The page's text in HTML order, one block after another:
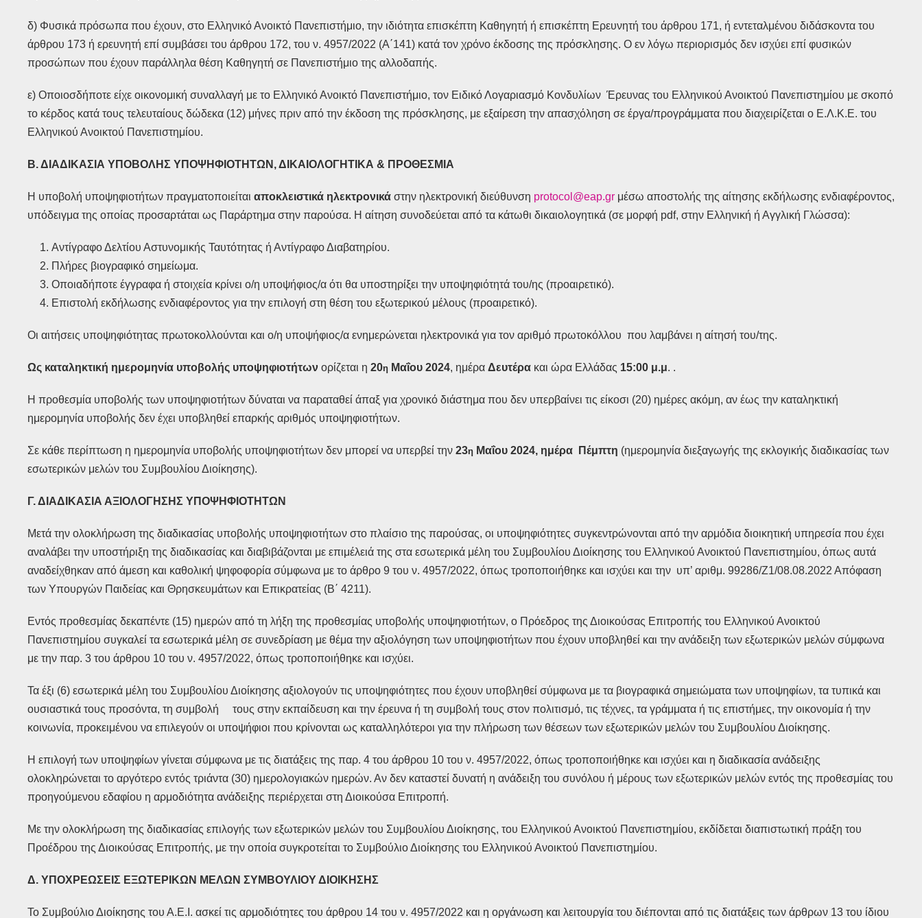
δ) Φυσικά πρόσωπα που έχουν, στο Ελληνικό Ανοικτό Πανεπιστήμιο, την ιδιότητα επισκέπτη Καθηγητή ή επισκέπτη Ερευνητή του άρθρου 171, ή εντεταλμένου διδάσκοντα του
άρθρου 173 ή ερευνητή επί συμβάσει του άρθρου 172, του ν. 4957/2022 (Α΄141) κατά τον χρόνο έκδοσης της πρόσκλησης. Ο εν λόγω περιορισμός δεν ισχύει επί φυσικών
προσώπων που έχουν παράλληλα θέση Καθηγητή σε Πανεπιστήμιο της αλλοδαπής.
ε) Οποιοσδήποτε είχε οικονομική συναλλαγή με το Ελληνικό Ανοικτό Πανεπιστήμιο, τον Ειδικό Λογαριασμό Κονδυλίων Έρευνας του Ελληνικού Ανοικτού Πανεπιστημίου με σκοπό
το κέρδος κατά τους τελευταίους δώδεκα (12) μήνες πριν από την έκδοση της πρόσκλησης, με εξαίρεση την απασχόληση σε έργα/προγράμματα που διαχειρίζεται ο Ε.Λ.Κ.Ε. του
Ελληνικού Ανοικτού Πανεπιστημίου.
Β. ΔΙΑΔΙΚΑΣΙΑ ΥΠΟΒΟΛΗΣ ΥΠΟΨΗΦΙΟΤΗΤΩΝ, ΔΙΚΑΙΟΛΟΓΗΤΙΚΑ & ΠΡΟΘΕΣΜΙΑ
Η υποβολή υποψηφιοτήτων πραγματοποιείται αποκλειστικά ηλεκτρονικά στην ηλεκτρονική διεύθυνση protocol@eap.gr μέσω αποστολής της αίτησης εκδήλωσης ενδιαφέροντος,
υπόδειγμα της οποίας προσαρτάται ως Παράρτημα στην παρούσα. Η αίτηση συνοδεύεται από τα κάτωθι δικαιολογητικά (σε μορφή pdf, στην Ελληνική ή Αγγλική Γλώσσα):
Αντίγραφο Δελτίου Αστυνομικής Ταυτότητας ή Αντίγραφο Διαβατηρίου.
Πλήρες βιογραφικό σημείωμα.
Οποιαδήποτε έγγραφα ή στοιχεία κρίνει ο/η υποψήφιος/α ότι θα υποστηρίξει την υποψηφιότητά του/ης (προαιρετικό).
Επιστολή εκδήλωσης ενδιαφέροντος για την επιλογή στη θέση του εξωτερικού μέλους (προαιρετικό).
Οι αιτήσεις υποψηφιότητας πρωτοκολλούνται και ο/η υποψήφιος/α ενημερώνεται ηλεκτρονικά για τον αριθμό πρωτοκόλλου που λαμβάνει η αίτησή του/της.
Ως καταληκτική ημερομηνία υποβολής υποψηφιοτήτων ορίζεται η 20η Μαΐου 2024, ημέρα Δευτέρα και ώρα Ελλάδας 15:00 μ.μ. .
Η προθεσμία υποβολής των υποψηφιοτήτων δύναται να παραταθεί άπαξ για χρονικό διάστημα που δεν υπερβαίνει τις είκοσι (20) ημέρες ακόμη, αν έως την καταληκτική
ημερομηνία υποβολής δεν έχει υποβληθεί επαρκής αριθμός υποψηφιοτήτων.
Σε κάθε περίπτωση η ημερομηνία υποβολής υποψηφιοτήτων δεν μπορεί να υπερβεί την 23η Μαΐου 2024, ημέρα Πέμπτη (ημερομηνία διεξαγωγής της εκλογικής διαδικασίας των
εσωτερικών μελών του Συμβουλίου Διοίκησης).
Γ. ΔΙΑΔΙΚΑΣΙΑ ΑΞΙΟΛΟΓΗΣΗΣ ΥΠΟΨΗΦΙΟΤΗΤΩΝ
Μετά την ολοκλήρωση της διαδικασίας υποβολής υποψηφιοτήτων στο πλαίσιο της παρούσας, οι υποψηφιότητες συγκεντρώνονται από την αρμόδια διοικητική υπηρεσία που έχει
αναλάβει την υποστήριξη της διαδικασίας και διαβιβάζονται με επιμέλειά της στα εσωτερικά μέλη του Συμβουλίου Διοίκησης του Ελληνικού Ανοικτού Πανεπιστημίου, όπως αυτά
αναδείχθηκαν από άμεση και καθολική ψηφοφορία σύμφωνα με το άρθρο 9 του ν. 4957/2022, όπως τροποποιήθηκε και ισχύει και την υπ’ αριθμ. 99286/Ζ1/08.08.2022 Απόφαση
των Υπουργών Παιδείας και Θρησκευμάτων και Επικρατείας (B΄ 4211).
Εντός προθεσμίας δεκαπέντε (15) ημερών από τη λήξη της προθεσμίας υποβολής υποψηφιοτήτων, ο Πρόεδρος της Διοικούσας Επιτροπής του Ελληνικού Ανοικτού
Πανεπιστημίου συγκαλεί τα εσωτερικά μέλη σε συνεδρίαση με θέμα την αξιολόγηση των υποψηφιοτήτων που έχουν υποβληθεί και την ανάδειξη των εξωτερικών μελών σύμφωνα
με την παρ. 3 του άρθρου 10 του ν. 4957/2022, όπως τροποποιήθηκε και ισχύει.
Τα έξι (6) εσωτερικά μέλη του Συμβουλίου Διοίκησης αξιολογούν τις υποψηφιότητες που έχουν υποβληθεί σύμφωνα με τα βιογραφικά σημειώματα των υποψηφίων, τα τυπικά και
ουσιαστικά τους προσόντα, τη συμβολή τους στην εκπαίδευση και την έρευνα ή τη συμβολή τους στον πολιτισμό, τις τέχνες, τα γράμματα ή τις επιστήμες, την οικονομία ή την
κοινωνία, προκειμένου να επιλεγούν οι υποψήφιοι που κρίνονται ως καταλληλότεροι για την πλήρωση των θέσεων των εξωτερικών μελών του Συμβουλίου Διοίκησης.
Η επιλογή των υποψηφίων γίνεται σύμφωνα με τις διατάξεις της παρ. 4 του άρθρου 10 του ν. 4957/2022, όπως τροποποιήθηκε και ισχύει και η διαδικασία ανάδειξης
ολοκληρώνεται το αργότερο εντός τριάντα (30) ημερολογιακών ημερών. Αν δεν καταστεί δυνατή η ανάδειξη του συνόλου ή μέρους των εξωτερικών μελών εντός της προθεσμίας του
προηγούμενου εδαφίου η αρμοδιότητα ανάδειξης περιέρχεται στη Διοικούσα Επιτροπή.
Με την ολοκλήρωση της διαδικασίας επιλογής των εξωτερικών μελών του Συμβουλίου Διοίκησης, του Ελληνικού Ανοικτού Πανεπιστημίου, εκδίδεται διαπιστωτική πράξη του
Προέδρου της Διοικούσας Επιτροπής, με την οποία συγκροτείται το Συμβούλιο Διοίκησης του Ελληνικού Ανοικτού Πανεπιστημίου.
Δ. ΥΠΟΧΡΕΩΣΕΙΣ ΕΞΩΤΕΡΙΚΩΝ ΜΕΛΩΝ ΣΥΜΒΟΥΛΙΟΥ ΔΙΟΙΚΗΣΗΣ
Το Συμβούλιο Διοίκησης του Α.Ε.Ι. ασκεί τις αρμοδιότητες του άρθρου 14 του ν. 4957/2022 και η οργάνωση και λειτουργία του διέπονται από τις διατάξεις των άρθρων 13 του ίδιου